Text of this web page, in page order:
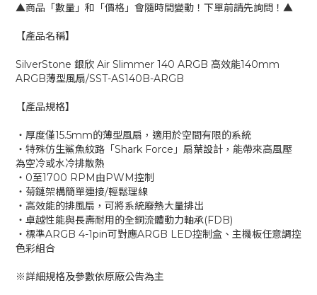
▲商品「數量」和「價格」會隨時間變動！下單前請先詢問！▲
【產品名稱】
SilverStone 銀欣 Air Slimmer 140 ARGB 高效能140mm
ARGB薄型風扇/SST-AS140B-ARGB
【產品規格】
‧厚度僅15.5mm的薄型風扇，適用於空間有限的系統
‧特殊仿生鯊魚紋路「Shark Force」扇葉設計，能帶來高風壓
為空冷或水冷排散熱
‧0至1700 RPM由PWM控制
‧菊鏈架構簡單連接/輕鬆理線
‧高效能的排風扇，可將系統廢熱大量排出
‧卓越性能與長壽耐用的全銅流體動力軸承(FDB)
‧標準ARGB 4-1pin可對應ARGB LED控制盒、主機板任意調控
色彩組合
※詳細規格及參數依原廠公告為主